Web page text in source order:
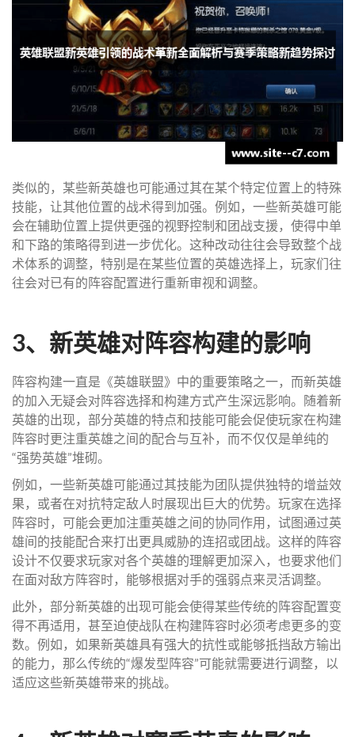
类似的，某些新英雄也可能通过其在某个特定位置上的特殊
技能，让其他位置的战术得到加强。例如，一些新英雄可能
会在辅助位置上提供更强的视野控制和团战支援，使得中单
和下路的策略得到进一步优化。这种改动往往会导致整个战
术体系的调整，特别是在某些位置的英雄选择上，玩家们往
往会对已有的阵容配置进行重新审视和调整。
3、新英雄对阵容构建的影响
阵容构建一直是《英雄联盟》中的重要策略之一，而新英雄
的加入无疑会对阵容选择和构建方式产生深远影响。随着新
英雄的出现，部分英雄的特点和技能可能会促使玩家在构建
阵容时更注重英雄之间的配合与互补，而不仅仅是单纯的
“强势英雄”堆砌。
例如，一些新英雄可能通过其技能为团队提供独特的增益效
果，或者在对抗特定敌人时展现出巨大的优势。玩家在选择
阵容时，可能会更加注重英雄之间的协同作用，试图通过英
雄间的技能配合来打出更具威胁的连招或团战。这样的阵容
设计不仅要求玩家对各个英雄的理解更加深入，也要求他们
在面对敌方阵容时，能够根据对手的强弱点来灵活调整。
此外，部分新英雄的出现可能会使得某些传统的阵容配置变
得不再适用，甚至迫使战队在构建阵容时必须考虑更多的变
数。例如，如果新英雄具有强大的抗性或能够抵挡敌方输出
的能力，那么传统的“爆发型阵容”可能就需要进行调整，以
适应这些新英雄带来的挑战。